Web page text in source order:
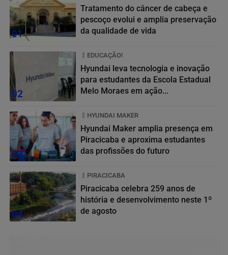
01
Tratamento do câncer de cabeça e
pescoço evolui e amplia preservação
da qualidade de vida
02
EDUCAÇÃO!
Hyundai leva tecnologia e inovação
para estudantes da Escola Estadual
Melo Moraes em ação...
03
HYUNDAI MAKER
Hyundai Maker amplia presença em
Piracicaba e aproxima estudantes
das profissões do futuro
04
PIRACICABA
Piracicaba celebra 259 anos de
história e desenvolvimento neste 1º
de agosto